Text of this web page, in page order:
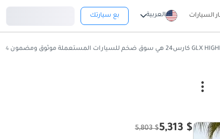
السيارات العربية بع سيارتك
$ 5,313
$ 5,803